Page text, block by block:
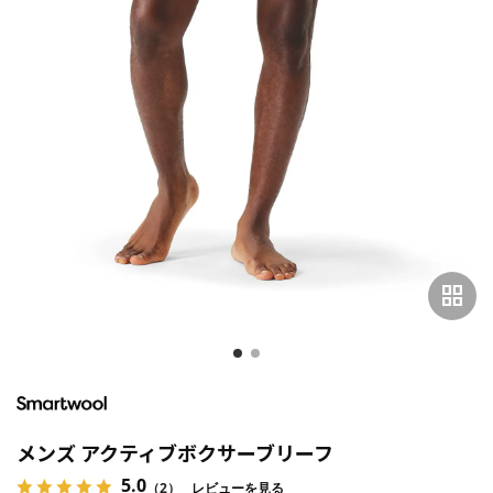
grid_view
メンズ アクティブボクサーブリーフ
5.0 （2） レビューを見る